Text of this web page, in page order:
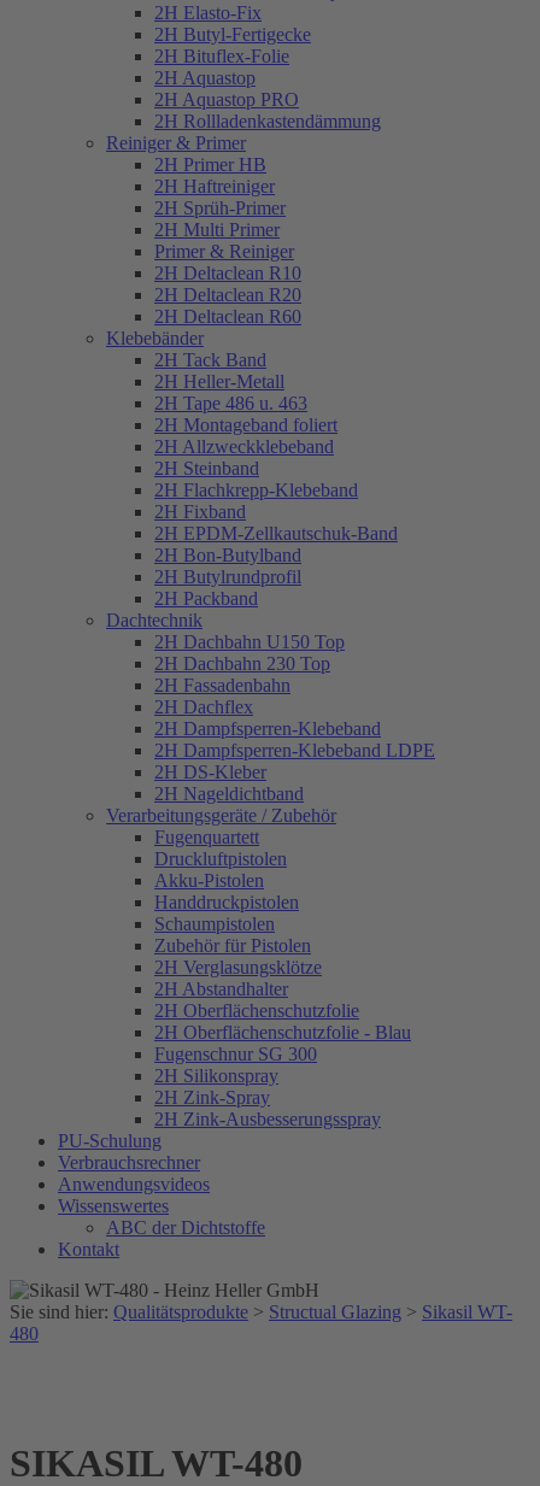
2H Elasto-Fix
2H Butyl-Fertigecke
2H Bituflex-Folie
2H Aquastop
2H Aquastop PRO
2H Rollladenkastendämmung
Reiniger & Primer
2H Primer HB
2H Haftreiniger
2H Sprüh-Primer
2H Multi Primer
Primer & Reiniger
2H Deltaclean R10
2H Deltaclean R20
2H Deltaclean R60
Klebebänder
2H Tack Band
2H Heller-Metall
2H Tape 486 u. 463
2H Montageband foliert
2H Allzweckklebeband
2H Steinband
2H Flachkrepp-Klebeband
2H Fixband
2H EPDM-Zellkautschuk-Band
2H Bon-Butylband
2H Butylrundprofil
2H Packband
Dachtechnik
2H Dachbahn U150 Top
2H Dachbahn 230 Top
2H Fassadenbahn
2H Dachflex
2H Dampfsperren-Klebeband
2H Dampfsperren-Klebeband LDPE
2H DS-Kleber
2H Nageldichtband
Verarbeitungsgeräte / Zubehör
Fugenquartett
Druckluftpistolen
Akku-Pistolen
Handdruckpistolen
Schaumpistolen
Zubehör für Pistolen
2H Verglasungsklötze
2H Abstandhalter
2H Oberflächenschutzfolie
2H Oberflächenschutzfolie - Blau
Fugenschnur SG 300
2H Silikonspray
2H Zink-Spray
2H Zink-Ausbesserungsspray
PU-Schulung
Verbrauchsrechner
Anwendungsvideos
Wissenswertes
ABC der Dichtstoffe
Kontakt
Sie sind hier: Qualitätsprodukte > Structual Glazing > Sikasil WT-
480
SIKASIL WT-480